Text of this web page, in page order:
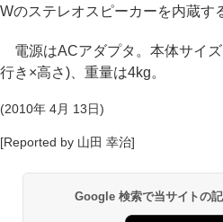
Wのステレオスピーカーを内蔵す
電源はACアダプタ。本体サイ
行き×高さ)、重量は4kg。
(2010年 4月 13日)
[Reported by 山田 幸治]
Google 検索で当サイトの